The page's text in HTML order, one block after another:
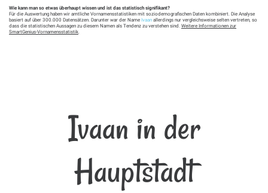
Wie kann man so etwas überhaupt wissen und ist das statistisch signifikant?
Für die Auswertung haben wir amtliche Vornamensstatistiken mit soziodemografischen Daten kombiniert. Die Analyse
basiert auf über 300.000 Datensätzen. Darunter war der Name Ivaan allerdings nur vergleichsweise selten vertreten, so
dass die statistischen Aussagen zu diesem Namen als Tendenz zu verstehen sind. Weitere Informationen zur
SmartGenius-Vornamensstatistik.
Ivaan in der
Hauptstadt